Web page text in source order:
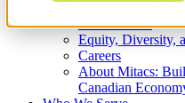
What We Do
Equity, Diversity,
Careers
About Mitacs:
Canadian